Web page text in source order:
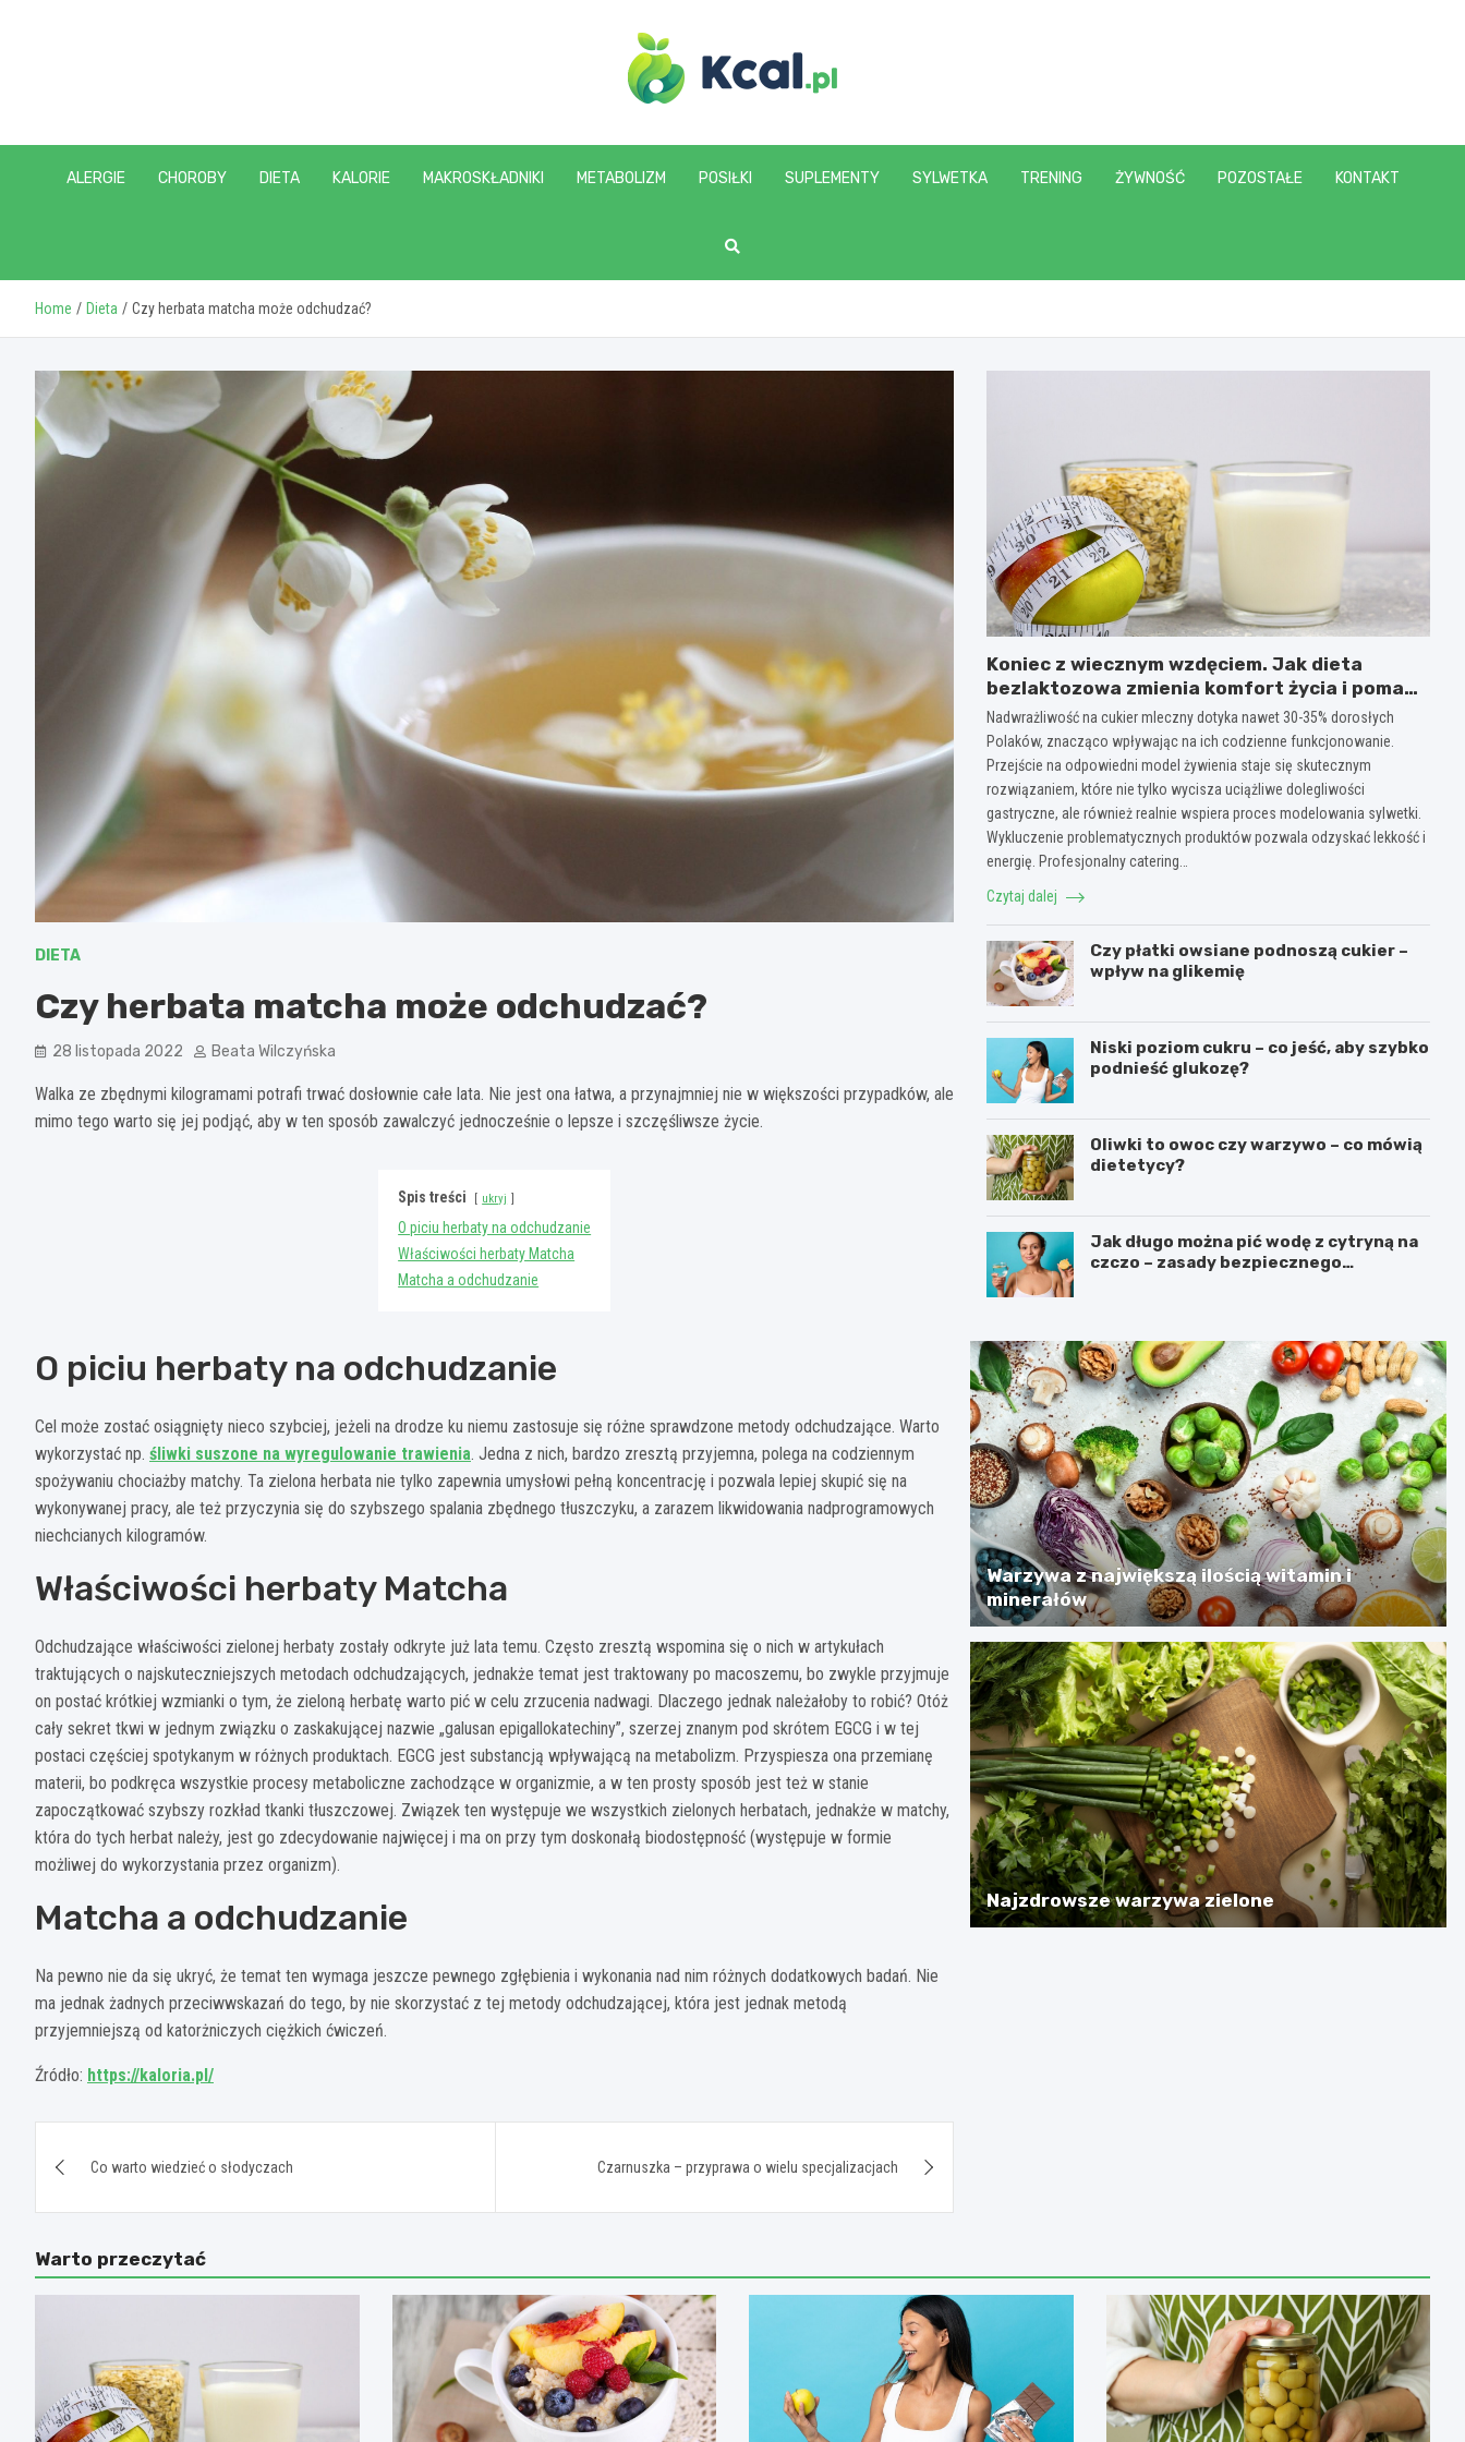
www.kcal.pl
ALERGIE CHOROBY DIETA KALORIE MAKROSKŁADNIKI METABOLIZM POSIŁKI SUPLEMENTY SYLWETKA TRENING ŻYWNOŚĆ POZOSTAŁE KONTAKT
Home Dieta Czy herbata matcha może odchudzać?
DIETA
Czy herbata matcha może odchudzać?
28 listopada 2022 Beata Wilczyńska
Walka ze zbędnymi kilogramami potrafi trwać dosłownie całe lata. Nie jest ona łatwa, a przynajmniej nie w większości przypadków, ale
mimo tego warto się jej podjąć, aby w ten sposób zawalczyć jednocześnie o lepsze i szczęśliwsze życie.
Spis treści ukryj
O piciu herbaty na odchudzanie
Właściwości herbaty Matcha
Matcha a odchudzanie
O piciu herbaty na odchudzanie
Cel może zostać osiągnięty nieco szybciej, jeżeli na drodze ku niemu zastosuje się różne sprawdzone metody odchudzające. Warto
wykorzystać np. śliwki suszone na wyregulowanie trawienia. Jedna z nich, bardzo zresztą przyjemna, polega na codziennym
spożywaniu chociażby matchy. Ta zielona herbata nie tylko zapewnia umysłowi pełną koncentrację i pozwala lepiej skupić się na
wykonywanej pracy, ale też przyczynia się do szybszego spalania zbędnego tłuszczyku, a zarazem likwidowania nadprogramowych
niechcianych kilogramów.
Właściwości herbaty Matcha
Odchudzające właściwości zielonej herbaty zostały odkryte już lata temu. Często zresztą wspomina się o nich w artykułach
traktujących o najskuteczniejszych metodach odchudzających, jednakże temat jest traktowany po macoszemu, bo zwykle przyjmuje
on postać krótkiej wzmianki o tym, że zieloną herbatę warto pić w celu zrzucenia nadwagi. Dlaczego jednak należałoby to robić? Otóż
cały sekret tkwi w jednym związku o zaskakującej nazwie „galusan epigallokatechiny”, szerzej znanym pod skrótem EGCG i w tej
postaci częściej spotykanym w różnych produktach. EGCG jest substancją wpływającą na metabolizm. Przyspiesza ona przemianę
materii, bo podkręca wszystkie procesy metaboliczne zachodzące w organizmie, a w ten prosty sposób jest też w stanie
zapoczątkować szybszy rozkład tkanki tłuszczowej. Związek ten występuje we wszystkich zielonych herbatach, jednakże w matchy,
która do tych herbat należy, jest go zdecydowanie najwięcej i ma on przy tym doskonałą biodostępność (występuje w formie
możliwej do wykorzystania przez organizm).
Matcha a odchudzanie
Na pewno nie da się ukryć, że temat ten wymaga jeszcze pewnego zgłębienia i wykonania nad nim różnych dodatkowych badań. Nie
ma jednak żadnych przeciwwskazań do tego, by nie skorzystać z tej metody odchudzającej, która jest jednak metodą
przyjemniejszą od katorżniczych ciężkich ćwiczeń.
Źródło: https://kaloria.pl/
wpisu
Co warto wiedzieć o słodyczach Czarnuszka – przyprawa o wielu specjalizacjach
Koniec z wiecznym wzdęciem. Jak dieta
bezlaktozowa zmienia komfort życia i pomaga
w redukcji wagi?
Nadwrażliwość na cukier mleczny dotyka nawet 30-35% dorosłych
Polaków, znacząco wpływając na ich codzienne funkcjonowanie.
Przejście na odpowiedni model żywienia staje się skutecznym
rozwiązaniem, które nie tylko wycisza uciążliwe dolegliwości
gastryczne, ale również realnie wspiera proces modelowania sylwetki.
Wykluczenie problematycznych produktów pozwala odzyskać lekkość i
energię. Profesjonalny catering…
Czytaj dalej
Czy płatki owsiane podnoszą cukier –
wpływ na glikemię
Niski poziom cukru – co jeść, aby szybko
podnieść glukozę?
Oliwki to owoc czy warzywo – co mówią
dietetycy?
Jak długo można pić wodę z cytryną na
czczo – zasady bezpiecznego
Warzywa z największą ilością witamin i
minerałów
Najzdrowsze warzywa zielone
Warto przeczytać